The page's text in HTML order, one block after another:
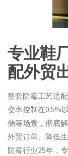
专业鞋
配外贸
整套防霉工艺适
变率控制在0.5%
储等场景，彻底
外贸订单、降低
防霉行业25年，